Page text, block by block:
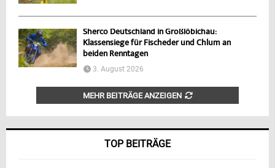
Sherco Deutschland in Großlöbichau:
Klassensiege für Fischeder und Chlum an
beiden Renntagen
3. August 2026
MEHR BEITRÄGE ANZEIGEN
TOP BEITRÄGE